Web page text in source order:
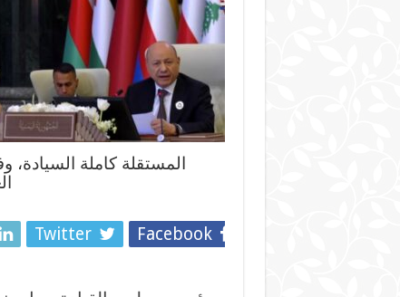
المستقلة كاملة السيادة،
Facebook
Twitter